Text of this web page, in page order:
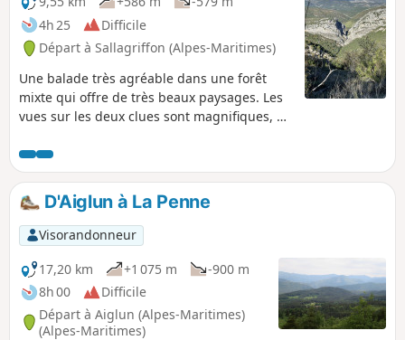
vue à 360° depuis la cime de la Cacia est
extraordinaire !
4h 25
Difficile
Départ à Sallagriffon (Alpes-Maritimes)
Une balade très agréable dans une forêt
mixte qui offre de très beaux paysages. Les
vues sur les deux clues sont magnifiques, en
longe la haute vallée de l'Estéron offre un
panorama somptueux et permet de
distinguer au loin les sommets du
Mercantour.
D'Aiglun à La Penne
Visorandonneur
17,20 km
+1 075 m
-900 m
8h 00
Difficile
Départ à Aiglun (Alpes-Maritimes)
(Alpes-Maritimes)